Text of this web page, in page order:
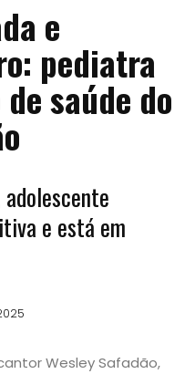
e
pediatra
saúde do
e está em
Wesley Safadão,